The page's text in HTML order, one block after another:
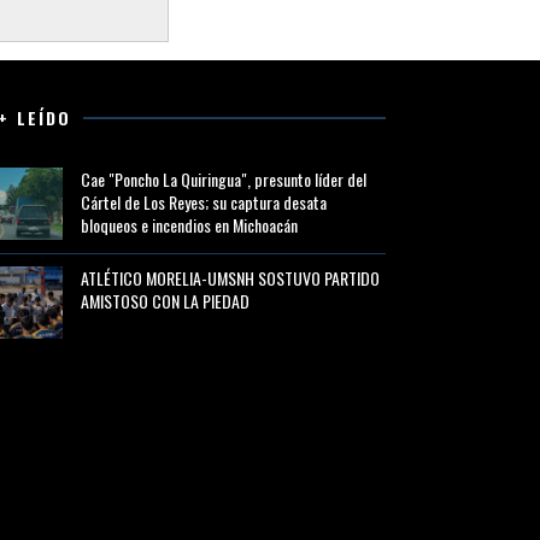
LEÍDO
Cae "Poncho La Quiringua", presunto líder del
Cártel de Los Reyes; su captura desata
bloqueos e incendios en Michoacán
ATLÉTICO MORELIA-UMSNH SOSTUVO PARTIDO
AMISTOSO CON LA PIEDAD